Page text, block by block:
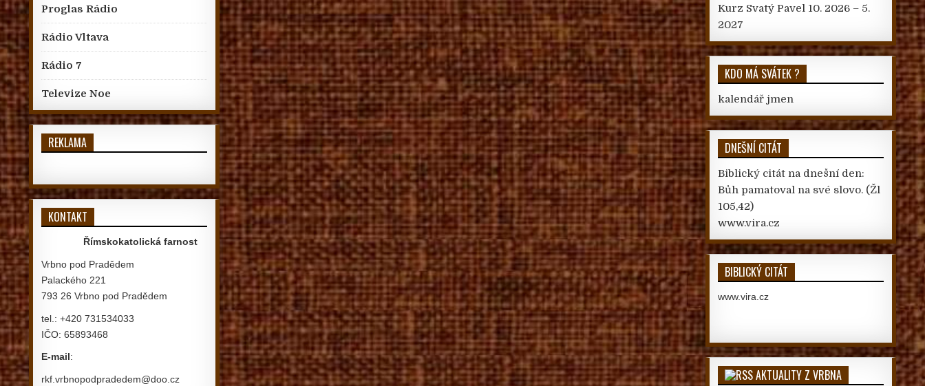
Proglas Rádio
Rádio Vltava
Rádio 7
Televize Noe
REKLAMA
KONTAKT
Římskokatolická farnost
Vrbno pod Pradědem
Palackého 221
793 26 Vrbno pod Pradědem
tel.: +420 731534033
IČO: 65893468
E-mail:
rkf.vrbnopodpradedem@doo.cz
Kurz Svatý Pavel 10. 2026 – 5.
2027
KDO MÁ SVÁTEK ?
kalendář jmen
DNEŠNÍ CITÁT
Biblický citát na dnešní den:
Bůh pamatoval na své slovo. (Žl
105,42)
www.vira.cz
BIBLICKÝ CITÁT
www.vira.cz
AKTUALITY Z VRBNA